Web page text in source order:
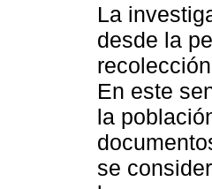
La
desde la
En este
la
se